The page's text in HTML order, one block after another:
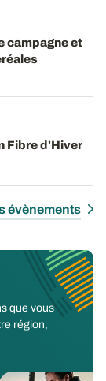
campagne et
Fibre d'Hiver
évènements
que vous
région,